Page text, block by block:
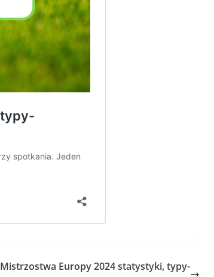
Mistrzostwa Europy 2024 statystyki, typy-